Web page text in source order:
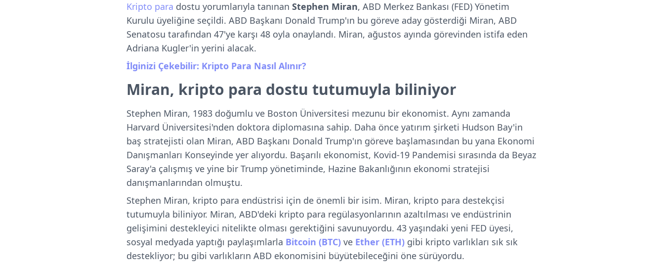
Kripto para dostu yorumlarıyla tanınan Stephen Miran, ABD Merkez Bankası (FED) Yönetim
Kurulu üyeliğine seçildi. ABD Başkanı Donald Trump'ın bu göreve aday gösterdiği Miran, ABD
Senatosu tarafından 47'ye karşı 48 oyla onaylandı. Miran, ağustos ayında görevinden istifa eden
Adriana Kugler'in yerini alacak.
İlginizi Çekebilir: Kripto Para Nasıl Alınır?
Miran, kripto para dostu tutumuyla biliniyor
Stephen Miran, 1983 doğumlu ve Boston Üniversitesi mezunu bir ekonomist. Aynı zamanda
Harvard Üniversitesi'nden doktora diplomasına sahip. Daha önce yatırım şirketi Hudson Bay'in
baş stratejisti olan Miran, ABD Başkanı Donald Trump'ın göreve başlamasından bu yana Ekonomi
Danışmanları Konseyinde yer alıyordu. Başarılı ekonomist, Kovid-19 Pandemisi sırasında da Beyaz
Saray'a çalışmış ve yine bir Trump yönetiminde, Hazine Bakanlığının ekonomi stratejisi
danışmanlarından olmuştu.
Stephen Miran, kripto para endüstrisi için de önemli bir isim. Miran, kripto para destekçisi
tutumuyla biliniyor. Miran, ABD'deki kripto para regülasyonlarının azaltılması ve endüstrinin
gelişimini destekleyici nitelikte olması gerektiğini savunuyordu. 43 yaşındaki yeni FED üyesi,
sosyal medyada yaptığı paylaşımlarla Bitcoin (BTC) ve Ether (ETH) gibi kripto varlıkları sık sık
destekliyor; bu gibi varlıkların ABD ekonomisini büyütebileceğini öne sürüyordu.